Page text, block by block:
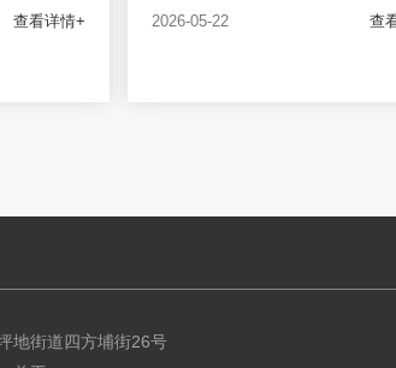
查看详情+ 2026-05-22 查
地街道四方埔街26号